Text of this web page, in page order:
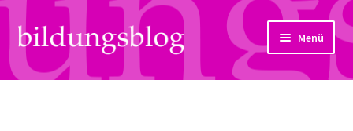
Zur
Navigation
springen
Zum
Inhalt
springen
Menü
Über uns